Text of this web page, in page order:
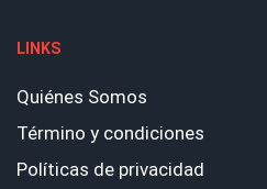
LINKS
Quiénes Somos
Término y condiciones
Políticas de privacidad